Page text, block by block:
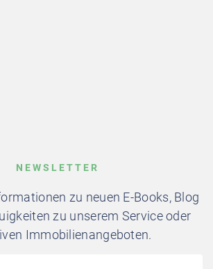
NEWSLETTER
zu neuen E-Books, Blog
zu unserem Service oder
Immobilienangeboten.